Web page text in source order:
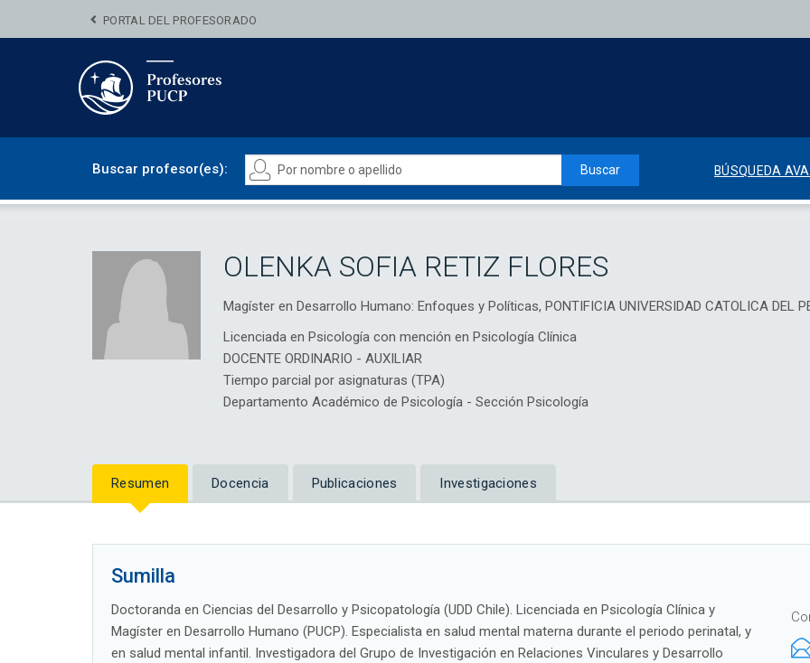
PORTAL DEL PROFESORADO
Buscar profesor(es): Buscar BÚSQUEDA
OLENKA SOFIA RETIZ FLORES
Magíster en Desarrollo Humano: Enfoques y Políticas, PONTIFICIA UNIVERSIDAD CATOLICA DEL
Licenciada en Psicología con mención en Psicología Clínica
DOCENTE ORDINARIO - AUXILIAR
Tiempo parcial por asignaturas (TPA)
Departamento Académico de Psicología - Sección Psicología
Resumen Docencia Publicaciones Investigaciones
Sumilla
Doctoranda en Ciencias del Desarrollo y Psicopatología (UDD Chile). Licenciada en Psicología Clínica y
Magíster en Desarrollo Humano (PUCP). Especialista en salud mental materna durante el periodo perinatal, y
en salud mental infantil. Investigadora del Grupo de Investigación en Relaciones Vinculares y Desarrollo